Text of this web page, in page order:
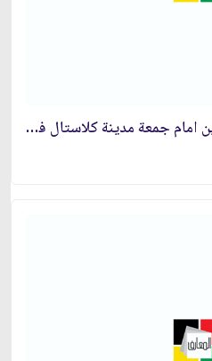
الموضوع: الموافقة على تعيين امام جمعة مدينة كلاستال في ألمانيا